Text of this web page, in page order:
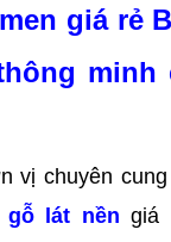
giá rẻ
minh
gỗ lát nền giá